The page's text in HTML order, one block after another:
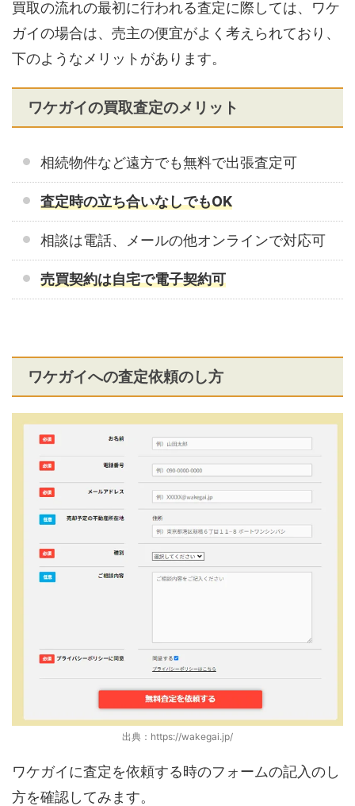
買取の流れの最初に行われる査定に際しては、ワケ
ガイの場合は、売主の便宜がよく考えられており、
下のようなメリットがあります。
ワケガイの買取査定のメリット
相続物件など遠方でも無料で出張査定可
査定時の立ち合いなしでもOK
相談は電話、メールの他オンラインで対応可
売買契約は自宅で電子契約可
ワケガイへの査定依頼のし方
出典：https://wakegai.jp/
ワケガイに査定を依頼する時のフォームの記入のし
方を確認してみます。